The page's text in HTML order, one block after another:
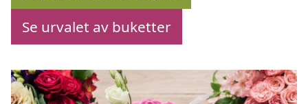
Se urvalet av buketter